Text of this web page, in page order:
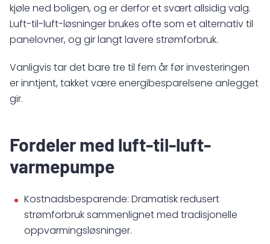
kjøle ned boligen, og er derfor et svært allsidig valg.
Luft-til-luft-løsninger brukes ofte som et alternativ til
panelovner, og gir langt lavere strømforbruk.
Vanligvis tar det bare tre til fem år før investeringen
er inntjent, takket være energibesparelsene anlegget
gir.
Fordeler med luft-til-luft-
varmepumpe
Kostnadsbesparende: Dramatisk redusert
strømforbruk sammenlignet med tradisjonelle
oppvarmingsløsninger.